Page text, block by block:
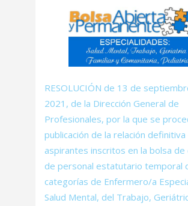
RESOLUCIÓN de 13 de
2021, de la Dirección General de
Profesionales, por la que se
publicación de la relación
aspirantes inscritos en la bolsa de
de personal estatutario temporal
categorías de Enfermero/a
Salud Mental, del Trabajo,